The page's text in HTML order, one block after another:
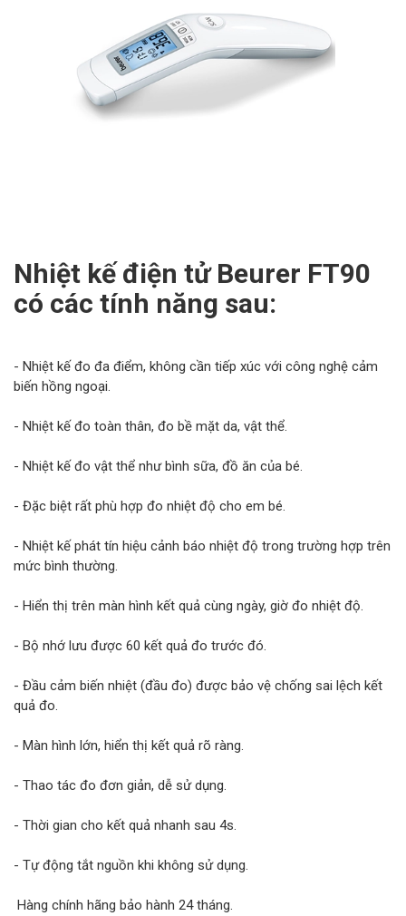
Nhiệt kế điện tử Beurer FT90
có các tính năng sau:
- Nhiệt kế đo đa điểm, không cần tiếp xúc với công nghệ cảm
biến hồng ngoại.
- Nhiệt kế đo toàn thân, đo bề mặt da, vật thể.
- Nhiệt kế đo vật thể như bình sữa, đồ ăn của bé.
- Đặc biệt rất phù hợp đo nhiệt độ cho em bé.
- Nhiệt kế phát tín hiệu cảnh báo nhiệt độ trong trường hợp trên
mức bình thường.
- Hiển thị trên màn hình kết quả cùng ngày, giờ đo nhiệt độ.
- Bộ nhớ lưu được 60 kết quả đo trước đó.
- Đầu cảm biến nhiệt (đầu đo) được bảo vệ chống sai lệch kết
quả đo.
- Màn hình lớn, hiển thị kết quả rõ ràng.
- Thao tác đo đơn giản, dễ sử dụng.
- Thời gian cho kết quả nhanh sau 4s.
- Tự động tắt nguồn khi không sử dụng.
Hàng chính hãng bảo hành 24 tháng.